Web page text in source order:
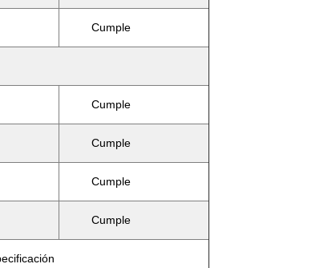
Cumple
Cumple
Cumple
Cumple
Cumple